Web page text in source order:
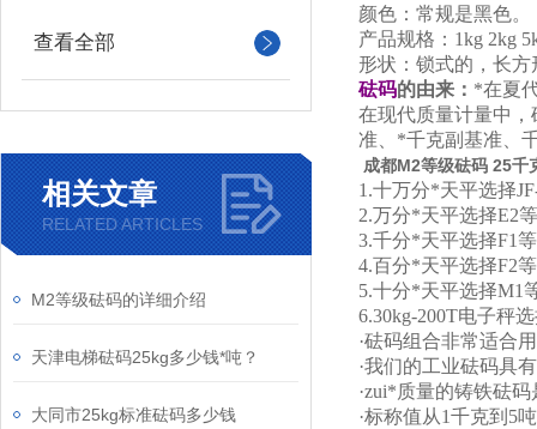
查看全部
相关文章
RELATED ARTICLES
M2等级砝码的详细介绍
天津电梯砝码25kg多少钱*吨？
大同市25kg标准砝码多少钱
颜色：常规是黑色
产品规格：1kg 2kg
形状：锁式的，长
砝码的由来： *在夏
在现代质量计量中
准、*千克副基准、
成都M2等级砝码 25千
1.十万分*天平选择
2.万分*天平选择E2
3.千分*天平选择F1
4.百分*天平选择F2
5.十分*天平选择M1
6.30kg-200T电子秤
·砝码组合非常适合
·我们的工业砝码具
·zui*质量的铸铁砝
·标称值从1千克到5